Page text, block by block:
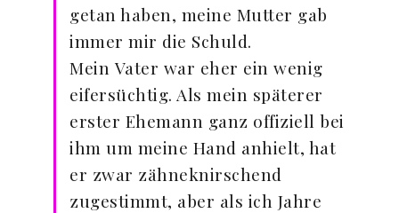
getan haben, meine Mutter gab
immer mir die Schuld.
Mein Vater war eher ein wenig
eifersüchtig. Als mein späterer
erster Ehemann ganz offiziell bei
ihm um meine Hand anhielt, hat
er zwar zähneknirschend
zugestimmt, aber als ich Jahre